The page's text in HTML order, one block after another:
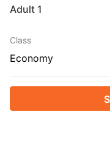
1 Adult
Class
Economy